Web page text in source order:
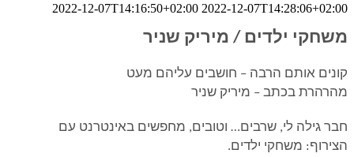
2022-12-07T14:16:50+02:00 2022-12-07T14:28:06+02:00
משחקי ילדים / מיריק שניר
קונים אותם הרבה – חושבים עליהם מעט
מהרהרת בכתב – מיריק שניר
חבר גילה לי, שרבים… וטובים, מחפשים באינטרנט עם
הצירוף: משחקי ילדים.